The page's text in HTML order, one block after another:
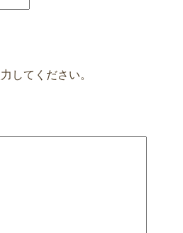
してください。